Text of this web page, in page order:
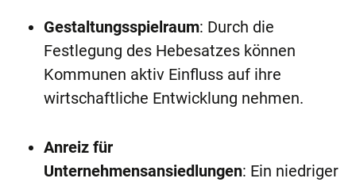
Gestaltungsspielraum: Durch die
Festlegung des Hebesatzes können
Kommunen aktiv Einfluss auf ihre
wirtschaftliche Entwicklung nehmen.
Anreiz für
Unternehmensansiedlungen: Ein niedriger